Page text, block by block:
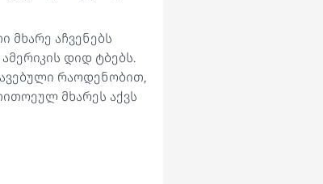
მხარე აჩვენებს
დიდ ტბებს.
რაოდენობით,
მხარეს აქვს